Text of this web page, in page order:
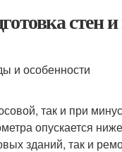
стен
так и при
опускается
зданий, так и